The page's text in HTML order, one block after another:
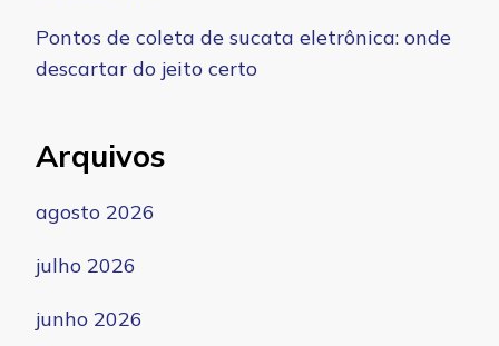
Pontos de coleta de sucata eletrônica: onde
descartar do jeito certo
Arquivos
agosto 2026
julho 2026
junho 2026